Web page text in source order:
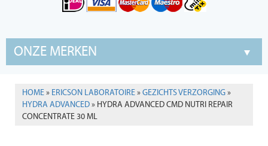
ONZE MERKEN
HOME» ERICSON LABORATOIRE»GEZICHTS VERZORGING»
HYDRA ADVANCED» HYDRA ADVANCED CMD NUTRI REPAIR
CONCENTRATE 30 ML